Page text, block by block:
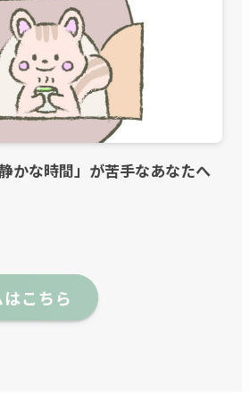
かな時間」が苦手なあなたへ
こちら